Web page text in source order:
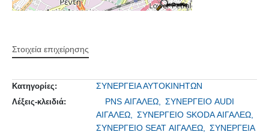
Στοιχεία επιχείρησης
Κατηγορίες: ΣΥΝΕΡΓΕΙΑ ΑΥΤΟΚΙΝΗΤΩΝ
Λέξεις-κλειδιά: PNS ΑΙΓΑΛΕΩ,
ΣΥΝΕΡΓΕΙΟ AUDI
ΑΙΓΑΛΕΩ,
ΣΥΝΕΡΓΕΙΟ SKODA ΑΙΓΑΛΕΩ,
ΣΥΝΕΡΓΕΙΟ SEAT ΑΙΓΑΛΕΩ,
ΣΥΝΕΡΓΕΙA